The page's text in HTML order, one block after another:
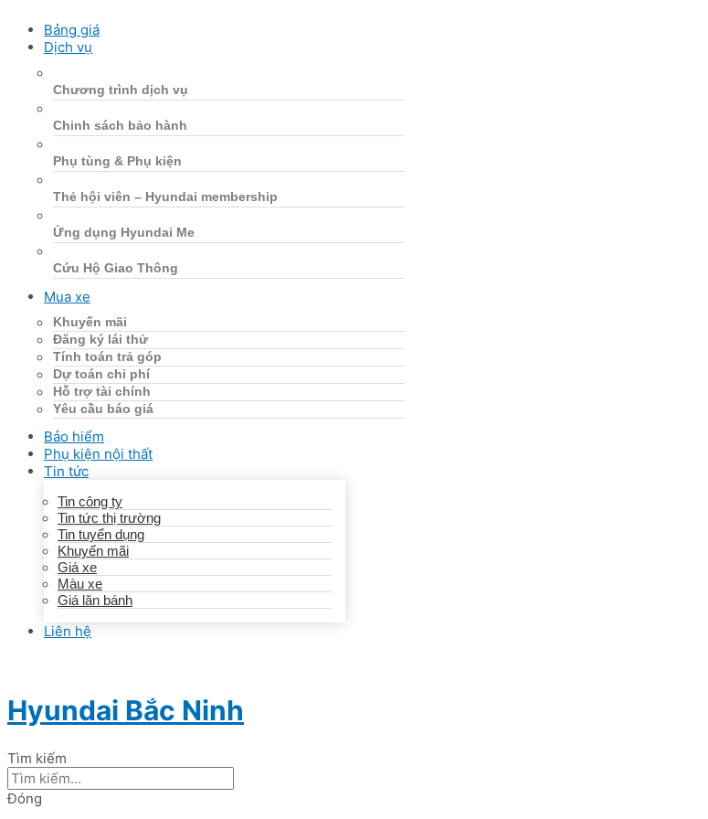
Bảng giá
Dịch vụ
Chương trình dịch vụ
Chinh sách bảo hành
Phụ tùng & Phụ kiện
Thẻ hội viên – Hyundai membership
Ứng dụng Hyundai Me
Cứu Hộ Giao Thông
Mua xe
Khuyến mãi
Đăng ký lái thử
Tính toán trả góp
Dự toán chi phí
Hỗ trợ tài chính
Yêu cầu báo giá
Bảo hiểm
Phụ kiện nội thất
Tin tức
Tin công ty
Tin tức thị trường
Tin tuyển dụng
Khuyến mãi
Giá xe
Màu xe
Giá lăn bánh
Liên hệ
Hyundai Bắc Ninh
Tìm kiếm
Đóng